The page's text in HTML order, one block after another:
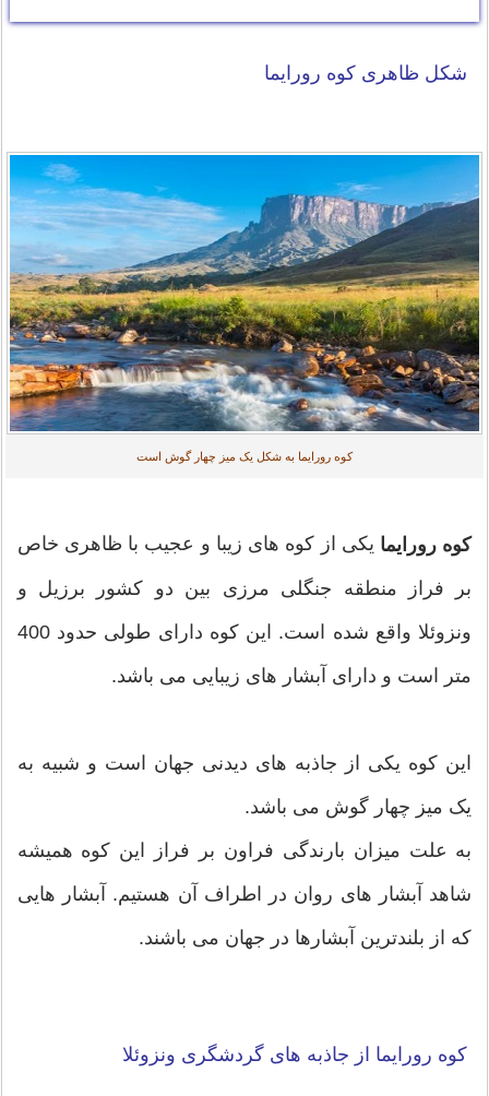
شکل ظاهری کوه رورایما
کوه رورایما به شکل یک میز چهار گوش است
کوه رورایما یکی از کوه های زیبا و عجیب با ظاهری خاص
بر فراز منطقه جنگلی مرزی بین دو کشور برزیل و
ونزوئلا واقع شده است. این کوه دارای طولی حدود 400
متر است و دارای آبشار های زیبایی می باشد.
این کوه یکی از جاذبه های دیدنی جهان است و شبیه به
یک میز چهار گوش می باشد.
به علت میزان بارندگی فراون بر فراز این کوه همیشه
شاهد آبشار های روان در اطراف آن هستیم. آبشار هایی
که از بلندترین آبشارها در جهان می باشند.
کوه رورایما از جاذبه های گردشگری ونزوئلا